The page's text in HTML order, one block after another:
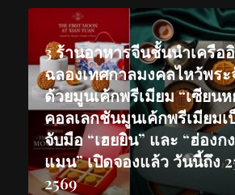
3 ร้านอาหารจีนชั้นนำเครือ
ฉลองเทศกาลมงคลไหว้พระ
ด้วยมูนเค้กพรีเมียม “เซียน
คอลเลกชันมูนเค้กพรีเมียม
จับมือ “เฮยยิน” และ “ฮ่องก
แมน” เปิดจองแล้ว วันนี้ถึง
2569